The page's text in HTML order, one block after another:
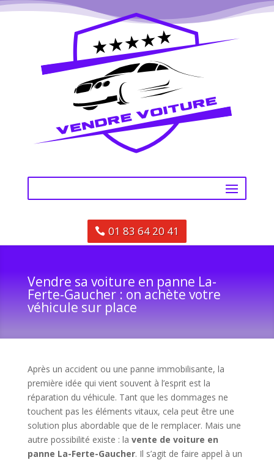
01 83 64 20 41
Vendre sa voiture en panne La-
Ferte-Gaucher : on achète votre
véhicule sur place
Après un accident ou une panne immobilisante, la
première idée qui vient souvent à l’esprit est la
réparation du véhicule. Tant que les dommages ne
touchent pas les éléments vitaux, cela peut être une
solution plus abordable que de le remplacer. Mais une
autre possibilité existe : la vente de voiture en
panne La-Ferte-Gaucher. Il s’agit de faire appel à un